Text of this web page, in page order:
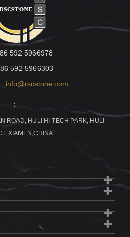
592 5966978
592 5966303
info@rscstone.com
:
ROAD, HULI HI-TECH PARK, HULI
XIAMEN,CHINA